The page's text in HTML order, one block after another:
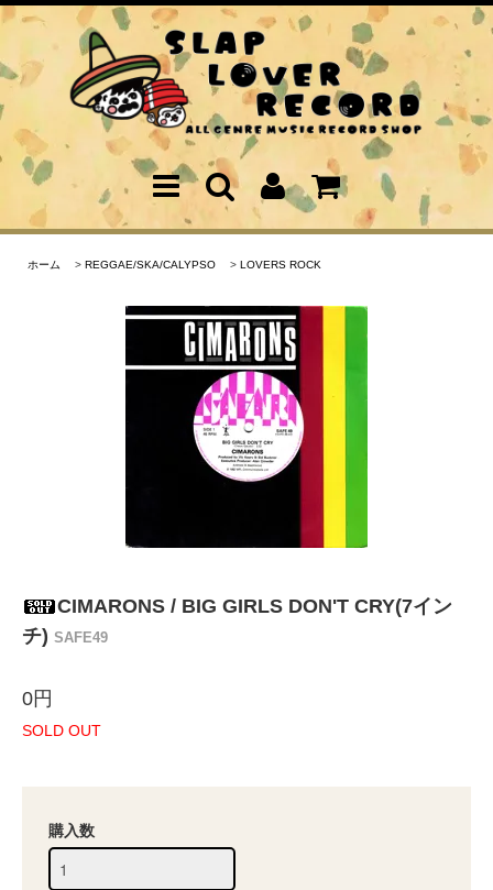
ホーム > REGGAE/SKA/CALYPSO > LOVERS ROCK
CIMARONS / BIG GIRLS DON'T CRY(7イン
チ) SAFE49
0円
SOLD OUT
購入数